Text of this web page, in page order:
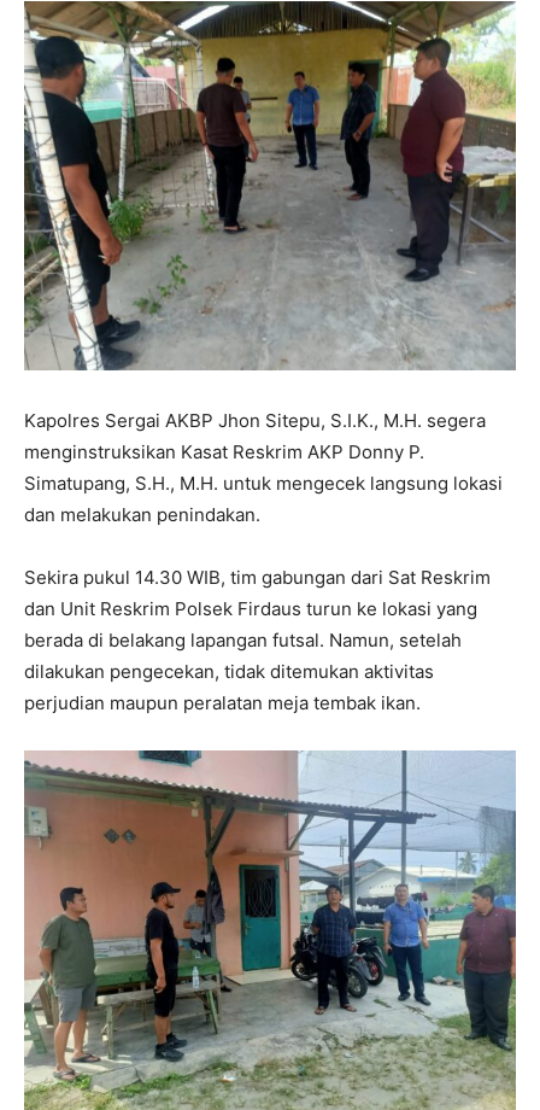
Kapolres Sergai AKBP Jhon Sitepu, S.I.K., M.H. segera
menginstruksikan Kasat Reskrim AKP Donny P.
Simatupang, S.H., M.H. untuk mengecek langsung lokasi
dan melakukan penindakan.
Sekira pukul 14.30 WIB, tim gabungan dari Sat Reskrim
dan Unit Reskrim Polsek Firdaus turun ke lokasi yang
berada di belakang lapangan futsal. Namun, setelah
dilakukan pengecekan, tidak ditemukan aktivitas
perjudian maupun peralatan meja tembak ikan.